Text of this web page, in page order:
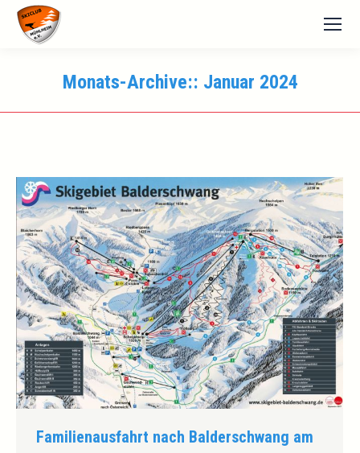
Monats-Archive:: Januar 2024
Familienausfahrt nach Balderschwang am